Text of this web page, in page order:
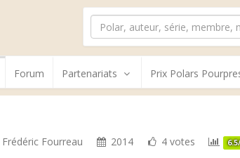
Forum Partenariats Prix Polars
Frédéric Fourreau 2014 4 votes